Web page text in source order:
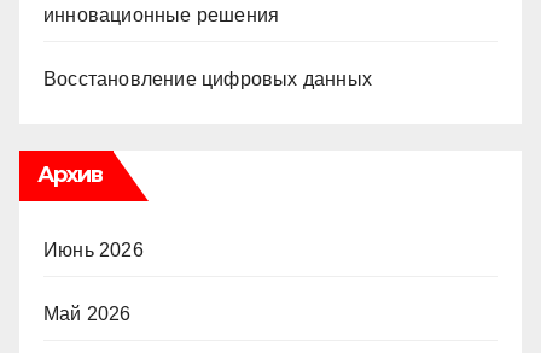
инновационные решения
Восстановление цифровых данных
Архив
Июнь 2026
Май 2026